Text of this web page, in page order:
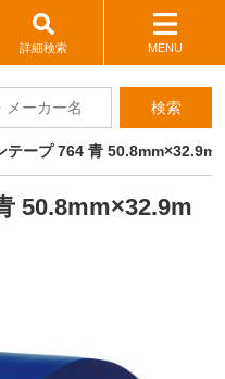
詳細検索 MENU
検索
テープ 764 青 50.8mm×32.9m
50.8mm×32.9m